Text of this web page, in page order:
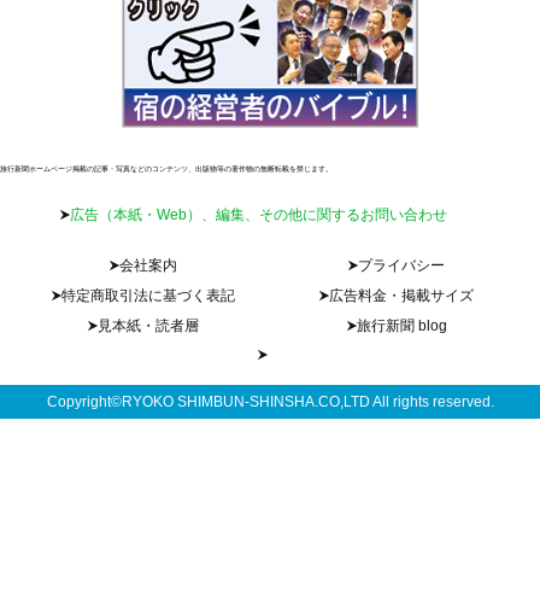
旅行新聞ホームページ掲載の記事・写真などのコンテンツ、出版物等の著作物の無断転載を禁じます。
広告（本紙・Web）、編集、その他に関するお問い合わせ
会社案内
プライバシー
特定商取引法に基づく表記
広告料金・掲載サイズ
見本紙・読者層
旅行新聞 blog
Copyright©RYOKO SHIMBUN-SHINSHA.CO,LTD All rights reserved.